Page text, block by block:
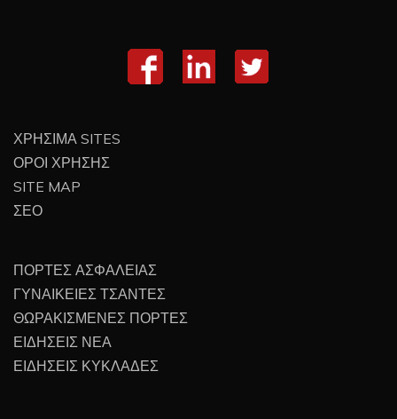
ΧΡΗΣΙΜΑ SITES
ΟΡΟΙ ΧΡΗΣΗΣ
SITE MAP
ΣΕΟ
ΠΟΡΤΕΣ ΑΣΦΑΛΕΙΑΣ
ΓΥΝΑΙΚΕΙΕΣ ΤΣΑΝΤΕΣ
ΘΩΡΑΚΙΣΜΕΝΕΣ ΠΟΡΤΕΣ
ΕΙΔΗΣΕΙΣ ΝΕΑ
ΕΙΔΗΣΕΙΣ ΚΥΚΛΑΔΕΣ